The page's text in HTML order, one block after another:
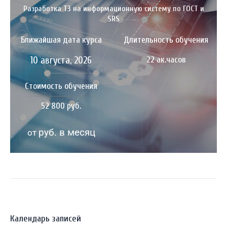
Разработка ТЗ на информационную систему по ГОСТ и
SRS
Ближайшая дата курса
10 августа, 2026
Длительность обучения
22 ак.часов
Стоимость обучения
52 800 руб.
от руб. в месяц
Календарь записей